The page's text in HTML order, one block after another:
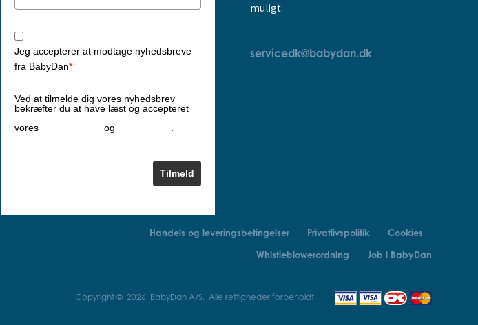
Jeg accepterer at modtage nyhedsbreve
fra BabyDan*
Ved at tilmelde dig vores nyhedsbrev
bekræfter du at have læst og accepteret
vores
og
Tilmeld
muligt:
servicedk@babydan.dk
Handels og leveringsbetingelser Privatlivspolitik
Cookies
Whistleblowerordning
Job i BabyDan
Copyright © 2026 BabyDan A/S. Alle rettigheder forbeholdt.